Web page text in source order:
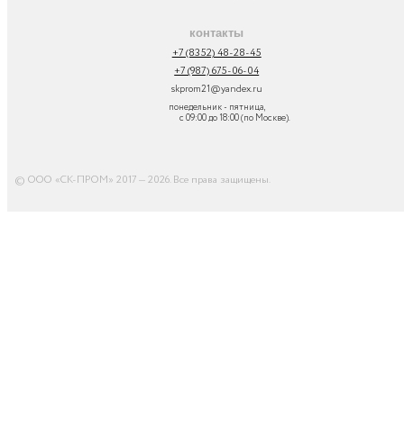
контакты
+7 (8352) 48-28-45
+7 (987) 675-06-04
skprom21@yandex.ru
понедельник - пятница,
с 09:00 до 18:00 (по Москве).
© ООО «СК-ПРОМ» 2017 — 2026. Все права защищены